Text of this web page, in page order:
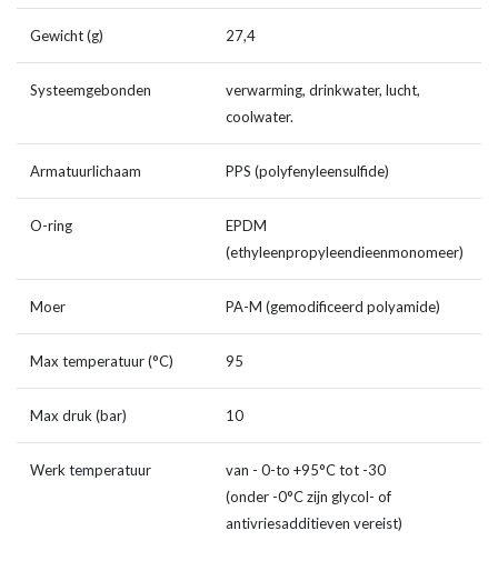
Gewicht (g) 27,4
Systeemgebonden
verwarming, drinkwater, lucht,
coolwater.
Armatuurlichaam PPS (polyfenyleensulfide)
O-ring
EPDM
(ethyleenpropyleendieenmonomeer)
Moer PA-M (gemodificeerd polyamide)
Max temperatuur (°C) 95
Max druk (bar) 10
Werk temperatuur
van - 0-to +95°C tot -30
(onder -0°C zijn glycol- of
antivriesadditieven vereist)